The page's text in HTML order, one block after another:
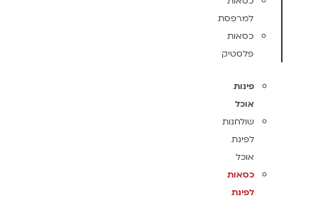
למרפסת
כסאות
פלסטיק
פינות
אוכל
שולחנות
לפינת
אוכל
כסאות
לפינת